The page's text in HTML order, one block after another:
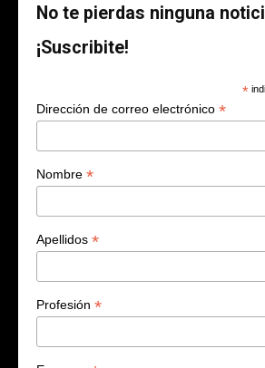
No te pierdas ninguna
¡Suscribite!
*
Dirección de correo electrónico *
Nombre *
Apellidos *
Profesión *